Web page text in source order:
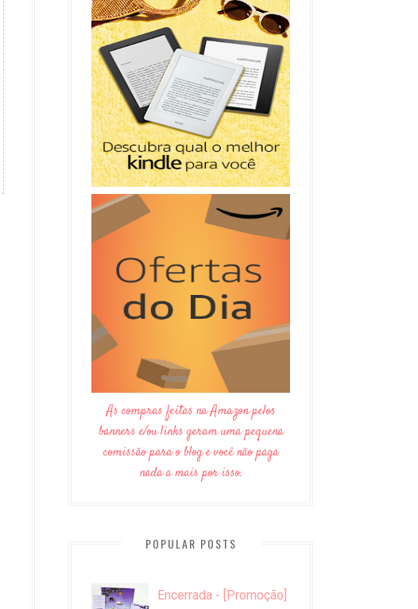
As compras feitas na Amazon pelos
banners e/ou links geram uma pequena
comissão para o blog e você não paga
nada a mais por isso.
POPULAR POSTS
Encerrada - [Promoção]